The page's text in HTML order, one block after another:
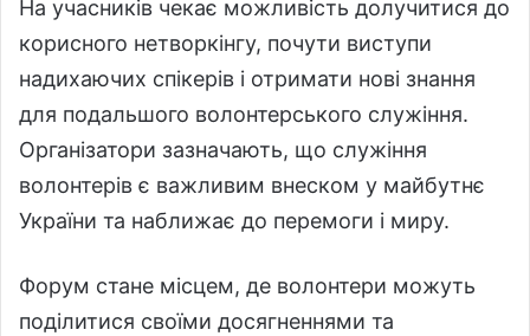
На учасників чекає можливість долучитися до
корисного нетворкінгу, почути виступи
надихаючих спікерів і отримати нові знання
для подальшого волонтерського служіння.
Організатори зазначають, що служіння
волонтерів є важливим внеском у майбутнє
України та наближає до перемоги і миру.
Форум стане місцем, де волонтери можуть
поділитися своїми досягненнями та